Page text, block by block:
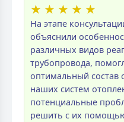
★ ★ ★ ★ ★
На этапе
объяснили
различных видов
трубопровода,
оптимальный состав
наших систем
потенциальные
решить с их